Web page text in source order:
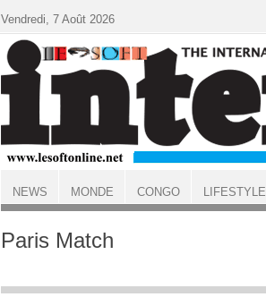
ACCUEIL
Paris Match
Vendredi, 7 Août 2026
NEWS MONDE CONGO LIFESTYLE